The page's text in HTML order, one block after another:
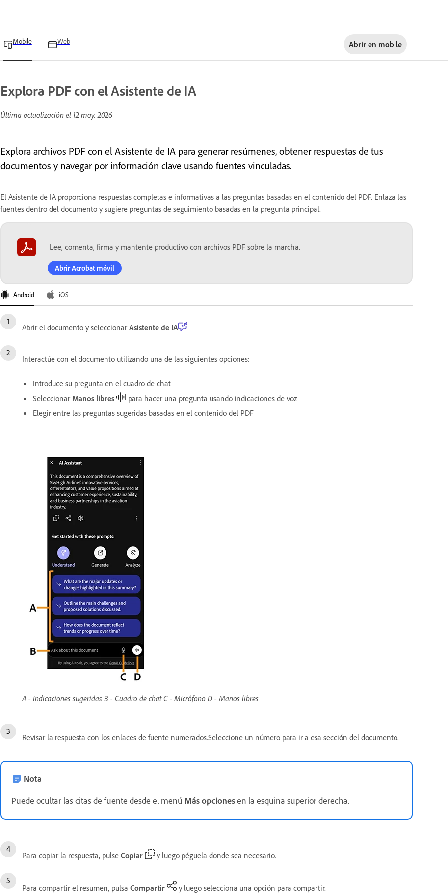
Mobile Web Abrir en mobile
Explora PDF con el Asistente de IA
Última actualización el 12 may. 2026
Explora archivos PDF con el Asistente de IA para generar resúmenes, obtener respuestas de tus
documentos y navegar por información clave usando fuentes vinculadas.
El Asistente de IA proporciona respuestas completas e informativas a las preguntas basadas en el contenido del PDF. Enlaza las
fuentes dentro del documento y sugiere preguntas de seguimiento basadas en la pregunta principal.
Lee, comenta, firma y mantente productivo con archivos PDF sobre la marcha.
Abrir Acrobat móvil
Android iOS
Abrir el documento y seleccionar Asistente de IA
Interactúe con el documento utilizando una de las siguientes opciones:
Introduce su pregunta en el cuadro de chat
Seleccionar Manos libres
para hacer una pregunta usando indicaciones de voz
Elegir entre las preguntas sugeridas basadas en el contenido del PDF
A - Indicaciones sugeridas B - Cuadro de chat C - Micrófono D - Manos libres
Revisar la respuesta con los enlaces de fuente numerados.Seleccione un número para ir a esa sección del documento.
Nota
Puede ocultar las citas de fuente desde el menú Más opcionesen la esquina superior derecha.
Para copiar la respuesta, pulse Copiar y luego péguela donde sea necesario.
Para compartir el resumen, pulsa Compartir y luego selecciona una opción para compartir.